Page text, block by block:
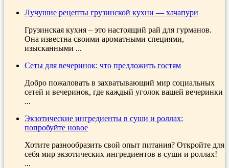
Лучушие рецепты грузинской кухни — хачапури
Грузинская кухня – это настоящий рай для гурманов.
Она известна своими ароматными специями,
изысканными ...
Сеты для вечеринок: что предложить гостям
Добро пожаловать в захватывающий мир социальных
сетей и вечеринок, где каждый уголок вашей вечеринки
...
Экзотические ингредиенты в суши и роллах:
попробуйте новое
Хотите разнообразить свой опыт питания? Откройте для
себя мир экзотических ингредиентов в суши и роллах!
...